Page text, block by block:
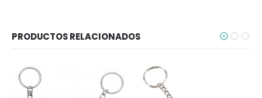
PRODUCTOS RELACIONADOS